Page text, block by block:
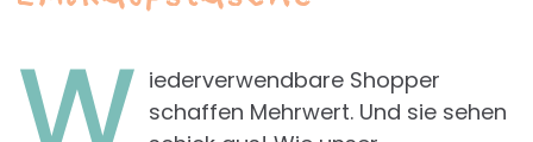
iederverwendbare Shopper
schaffen Mehrwert. Und sie sehen